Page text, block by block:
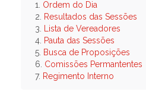
1. Ordem do Dia
2.
Resultados das Sessões
3.
Lista de Vereadores
4. Pauta das Sessões
5. Busca de Proposições
6. Comissões Permantentes
7. Regimento Interno